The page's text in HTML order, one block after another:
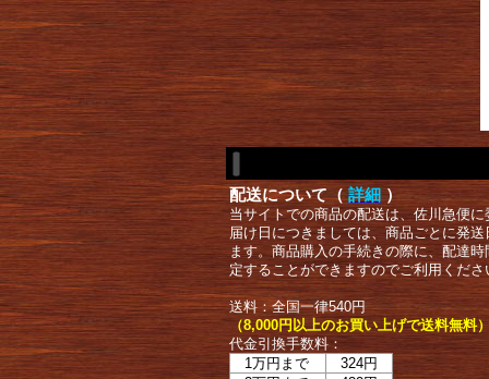
配送について（ 詳細 ）
当サイトでの商品の配送は、佐川急便
届け日につきましては、商品ごとに発
ます。商品購入の手続きの際に、配達
定することができますのでご利用くださ
送料：全国一律540円
（8,000円以上のお買い上げで送料無料
代金引換手数料：
1万円まで
324円